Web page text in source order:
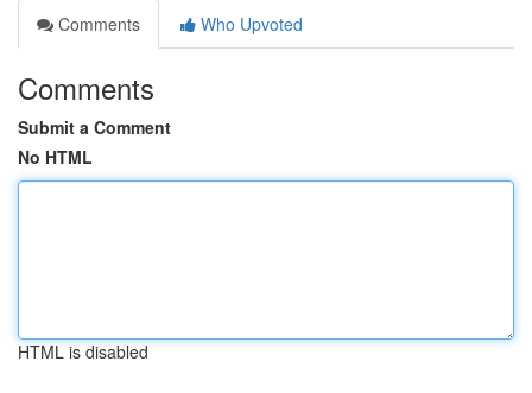
Comments
Who Upvoted
Comments
Submit a Comment
No HTML
HTML is disabled